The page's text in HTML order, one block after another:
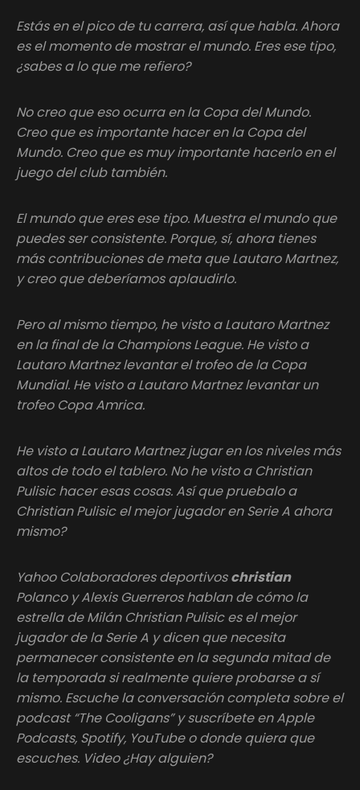
Estás en el pico de tu carrera, así que habla. Ahora
es el momento de mostrar el mundo. Eres ese tipo,
¿sabes a lo que me refiero?
No creo que eso ocurra en la Copa del Mundo.
Creo que es importante hacer en la Copa del
Mundo. Creo que es muy importante hacerlo en el
juego del club también.
El mundo que eres ese tipo. Muestra el mundo que
puedes ser consistente. Porque, sí, ahora tienes
más contribuciones de meta que Lautaro Martnez,
y creo que deberíamos aplaudirlo.
Pero al mismo tiempo, he visto a Lautaro Martnez
en la final de la Champions League. He visto a
Lautaro Martnez levantar el trofeo de la Copa
Mundial. He visto a Lautaro Martnez levantar un
trofeo Copa Amrica.
He visto a Lautaro Martnez jugar en los niveles más
altos de todo el tablero. No he visto a Christian
Pulisic hacer esas cosas. Así que pruebalo a
Christian Pulisic el mejor jugador en Serie A ahora
mismo?
Yahoo Colaboradores deportivoschristian
Polanco y Alexis Guerreros hablan de cómo la
estrella de Milán Christian Pulisic es el mejor
jugador de la Serie A y dicen que necesita
permanecer consistente en la segunda mitad de
la temporada si realmente quiere probarse a sí
mismo. Escuche la conversación completa sobre el
podcast “The Cooligans” y suscríbete en Apple
Podcasts, Spotify, YouTube o donde quiera que
escuches. Video ¿Hay alguien?